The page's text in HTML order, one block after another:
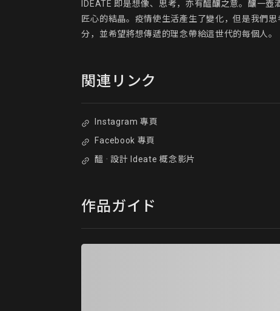
IDEATE 即是想像、思考，亦有醞釀之意。釀一
匠心的結晶。疫情使生活產生了變化，但是我們
分，並希望將想傳遞的理念帶給這世代的每個人。
関連リンク
Instagram 專頁
Facebook 專頁
醞 · 設計 Ideate 概念影片
作品ガイド